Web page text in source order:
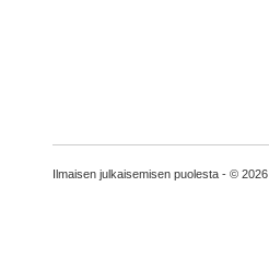
Ilmaisen julkaisemisen puolesta - © 2026